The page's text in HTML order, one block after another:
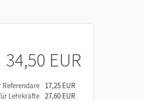
34,50 EUR
Referendare
17,25 EUR
Lehrkräfte 27,60 EUR